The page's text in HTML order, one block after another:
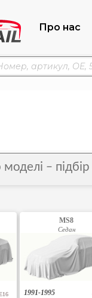
Про нас
–
MS8
Седан
1991-1995